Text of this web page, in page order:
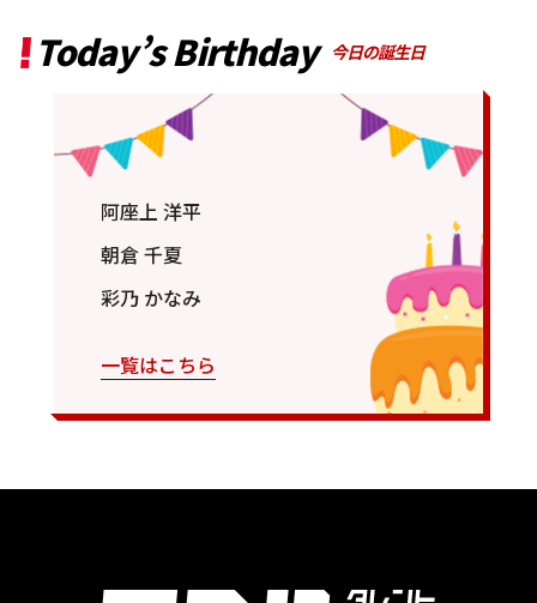
Today’s Birthday 今日の誕生日
阿座上 洋平
朝倉 千夏
彩乃 かなみ
一覧はこちら